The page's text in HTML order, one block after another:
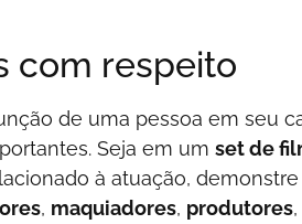
com respeito
de uma pessoa em seu
Seja em um set de
à atuação, demonstre
, maquiadores, produtores